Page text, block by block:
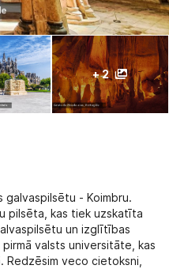
+ 2
galvaspilsētu - Koimbru.
pilsēta, kas tiek uzskatīta
un izglītības
valsts universitāte, kas
Redzēsim veco cietoksni,